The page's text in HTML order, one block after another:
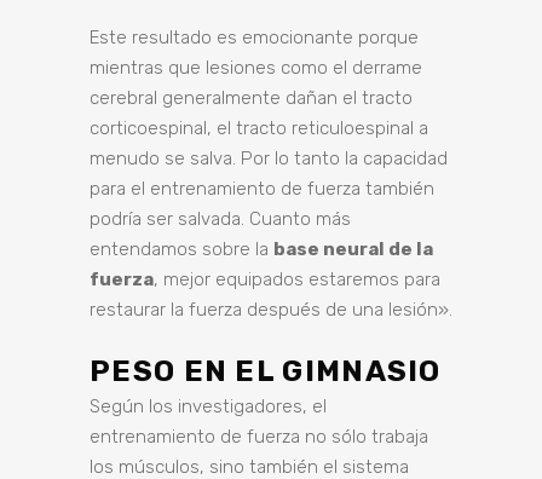
Este resultado es emocionante porque
mientras que lesiones como el derrame
cerebral generalmente dañan el tracto
corticoespinal, el tracto reticuloespinal a
menudo se salva. Por lo tanto la capacidad
para el entrenamiento de fuerza también
podría ser salvada. Cuanto más
entendamos sobre la base neural de la
fuerza, mejor equipados estaremos para
restaurar la fuerza después de una lesión».
PESO EN EL GIMNASIO
Según los investigadores, el
entrenamiento de fuerza no sólo trabaja
los músculos, sino también el sistema